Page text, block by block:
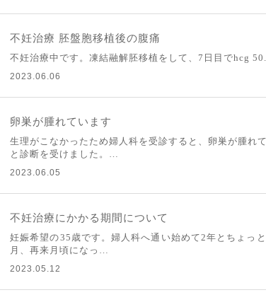
不妊治療 胚盤胞移植後の腹痛
不妊治療中です。凍結融解胚移植をして、7日目でhcg
2023.06.06
卵巣が腫れています
生理がこなかったため婦人科を受診すると、卵巣が腫れ
と診断を受けました。…
2023.06.05
不妊治療にかかる期間について
妊娠希望の35歳です。婦人科へ通い始めて2年とちょっ
月、再来月頃になっ…
2023.05.12